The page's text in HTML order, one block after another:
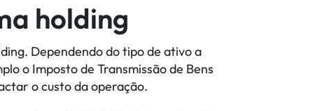
holding
Dependendo do tipo de ativo a
o Imposto de Transmissão de Bens
o custo da operação.